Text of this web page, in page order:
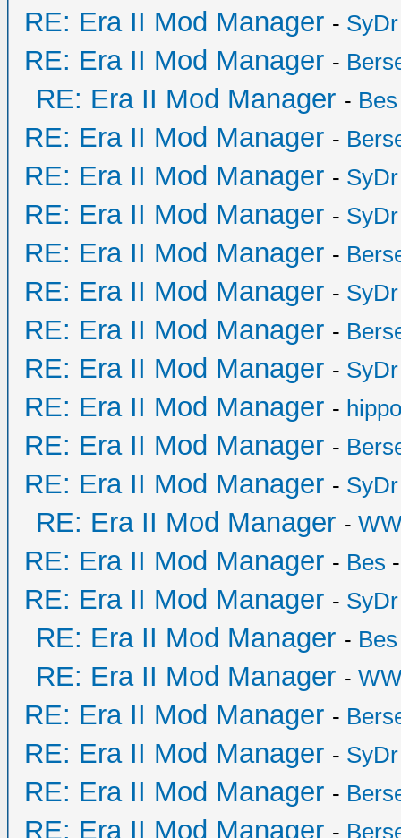
RE: Era II Mod Manager - SyDr
RE: Era II Mod Manager -
RE: Era II Mod Manager - Bes
RE: Era II Mod Manager -
RE: Era II Mod Manager - SyDr
RE: Era II Mod Manager - SyDr
RE: Era II Mod Manager -
RE: Era II Mod Manager - SyDr
RE: Era II Mod Manager -
RE: Era II Mod Manager - SyDr
RE: Era II Mod Manager -
RE: Era II Mod Manager -
RE: Era II Mod Manager - SyDr
RE: Era II Mod Manager -
RE: Era II Mod Manager - Bes
RE: Era II Mod Manager - SyDr
RE: Era II Mod Manager - Bes
RE: Era II Mod Manager -
RE: Era II Mod Manager -
RE: Era II Mod Manager - SyDr
RE: Era II Mod Manager -
RE: Era II Mod Manager -